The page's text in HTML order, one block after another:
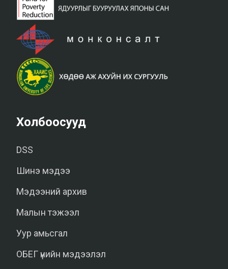
Холбоосууд
DSS
Шинэ мэдээ
Мэдээний архив
Малын тэжээл
Уур амьсгал
ОБЕГ үнийн мэдээлэл